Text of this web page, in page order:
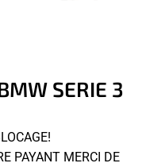
SERIE 3
PAYANT MERCI DE